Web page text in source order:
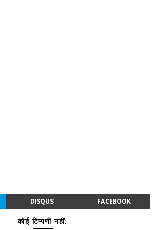
DISQUS FACEBOOK
कोई टिप्पणी नहीं: